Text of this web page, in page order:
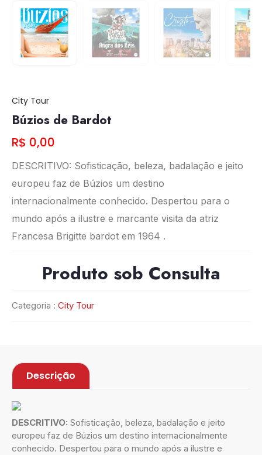
City Tour
Búzios de Bardot
R$ 0,00
DESCRITIVO: Sofisticação, beleza, badalação e jeito
europeu faz de Búzios um destino
internacionalmente conhecido. Despertou para o
mundo após a ilustre e marcante visita da atriz
Francesa Brigitte bardot em 1964 .
Produto sob Consulta
Categoria : City Tour
Descrição
DESCRITIVO: Sofisticação, beleza, badalação e jeito
europeu faz de Búzios um destino internacionalmente
conhecido. Despertou para o mundo após a ilustre e